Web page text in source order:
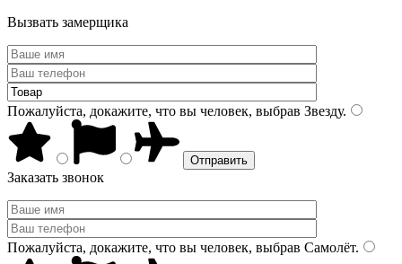
Вызвать замерщика
Пожалуйста, докажите, что вы человек, выбрав Звезду.
Заказать звонок
Пожалуйста, докажите, что вы человек, выбрав Самолёт.